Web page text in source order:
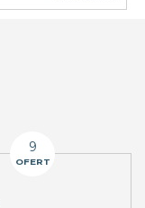
9
OFERT